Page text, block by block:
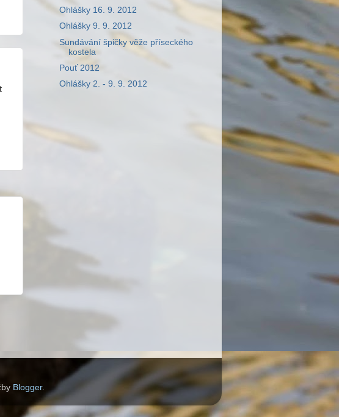
Ohlášky 16. 9. 2012
Ohlášky 9. 9. 2012
Sundávání špičky věže příseckého
kostela
Pouť 2012
Ohlášky 2. - 9. 9. 2012
Blogger.